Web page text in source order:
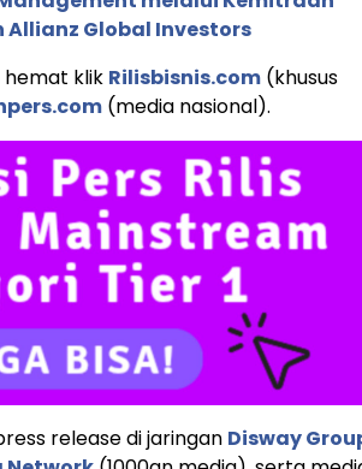
Global Investors
klik Rilisbisnis.com (khusus
(media nasional).
release di jaringan Disway